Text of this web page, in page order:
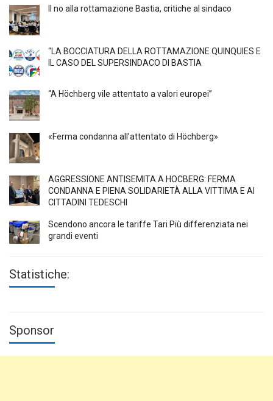
Il no alla rottamazione Bastia, critiche al sindaco
“LA BOCCIATURA DELLA ROTTAMAZIONE QUINQUIES E
IL CASO DEL SUPERSINDACO DI BASTIA
“A Höchberg vile attentato a valori europei”
«Ferma condanna all’attentato di Höchberg»
AGGRESSIONE ANTISEMITA A HÖCBERG: FERMA
CONDANNA E PIENA SOLIDARIETÀ ALLA VITTIMA E AI
CITTADINI TEDESCHI
Scendono ancora le tariffe Tari Più differenziata nei
grandi eventi
Statistiche:
Sponsor